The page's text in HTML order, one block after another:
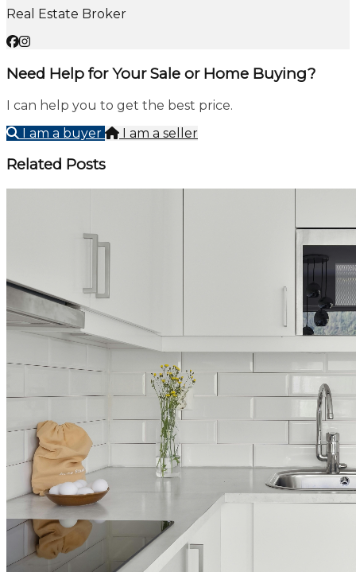
Real Estate Broker
Need Help for Your Sale or Home Buying?
I can help you to get the best price.
I am a buyer
I am a seller
Related Posts